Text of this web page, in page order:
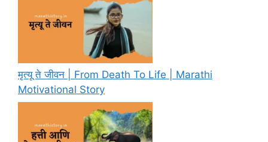
मृत्यू ते जीवन | From Death To Life | Marathi
Motivational Story